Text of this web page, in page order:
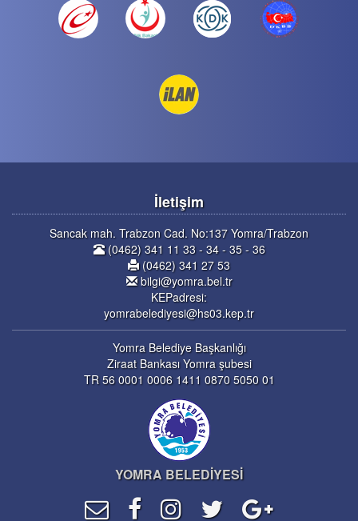
İletişim
Sancak mah. Trabzon Cad. No:137 Yomra/Trabzon
(0462) 341 11 33 - 34 - 35 - 36
(0462) 341 27 53
bilgi@yomra.bel.tr
KEPadresi:
yomrabelediyesi@hs03.kep.tr
Yomra Belediye Başkanlığı
Ziraat Bankası Yomra şubesi
TR 56 0001 0006 1411 0870 5050 01
YOMRA BELEDİYESİ